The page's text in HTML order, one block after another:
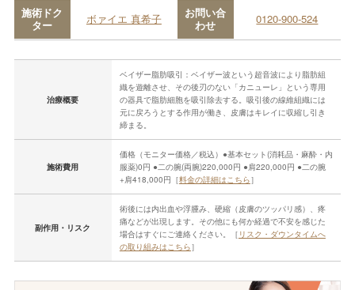
施術ドク
ター
ボァイエ 真希子
お問い合
わせ
0120-900-524
治療概要
ベイザー脂肪吸引：ベイザー波という超音波により脂肪組
織を遊離させ、その後刃のない「カニューレ」という専用
の器具で脂肪細胞を吸引除去する。吸引後の線維組織には
元に戻ろうとする作用が働き、皮膚はキレイに収縮し引き
締まる。
施術費用
価格（モニター価格／税込）●基本セット(消耗品・麻酔・内
服薬)0円 ●二の腕(両腕)220,000円 ●肩220,000円 ●二の腕
+肩418,000円［料金の詳細はこちら］
副作用・リスク
術後には内出血や浮腫み、硬縮（皮膚のツッパリ感）、疼
痛などが出現します。その他にも何か経過で不安を感じた
場合はすぐにご連絡ください。［ リスク・ダウンタイムへ
の取り組みはこちら］